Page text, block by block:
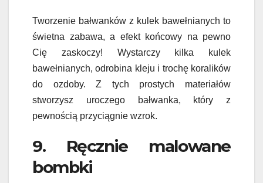
Tworzenie bałwanków z kulek bawełnianych to
świetna zabawa, a efekt końcowy na pewno
Cię zaskoczy! Wystarczy kilka kulek
bawełnianych, odrobina kleju i trochę koralików
do ozdoby. Z tych prostych materiałów
stworzysz uroczego bałwanka, który z
pewnością przyciągnie wzrok.
9. Ręcznie malowane
bombki